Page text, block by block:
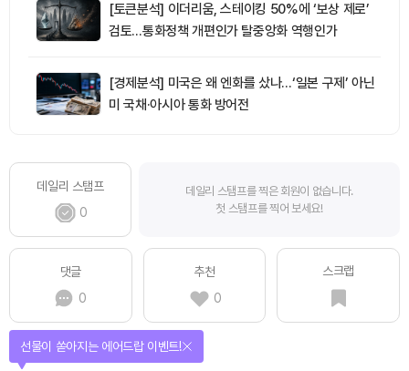
[토큰분석] 이더리움, 스테이킹 50%에 ‘보상 제로’
검토…통화정책 개편인가 탈중앙화 역행인가
[경제분석] 미국은 왜 엔화를 샀나…‘일본 구제’ 아닌
미 국채·아시아 통화 방어전
데일리 스탬프
0
데일리 스탬프를 찍은 회원이 없습니다.
첫 스탬프를 찍어 보세요!
댓글
0
추천
0
스크랩
선물이 쏟아지는 에어드랍 이벤트!